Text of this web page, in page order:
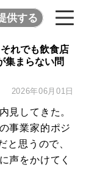
供する
れでも飲食店
集まらない問
2026年06月01日
見してきた。
事業家的ポジ
と思うので、
声をかけてく